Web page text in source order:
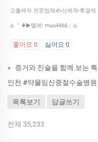
고퀄제작 전문업체✍선제작-후결제
♨️「 ✚▶텔레: muu4466」♨️
좋아요 0 싫어요 0
«
증거와 진술을 함께 보는
목록보기 답글쓰기
전체 35,233